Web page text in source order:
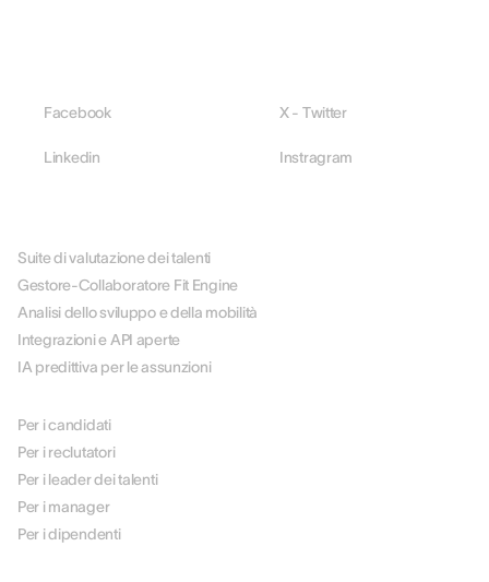
Facebook X - Twitter
Linkedin Instragram
Suite di valutazione dei talenti
Gestore-Collaboratore Fit Engine
Analisi dello sviluppo e della mobilità
Integrazioni e API aperte
IA predittiva per le assunzioni
Per i candidati
Per i reclutatori
Per i leader dei talenti
Per i manager
Per i dipendenti